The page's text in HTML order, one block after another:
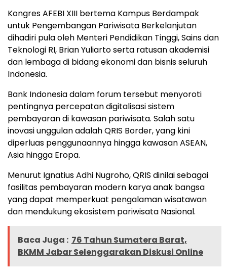
Kongres AFEBI XIII bertema Kampus Berdampak
untuk Pengembangan Pariwisata Berkelanjutan
dihadiri pula oleh Menteri Pendidikan Tinggi, Sains dan
Teknologi RI, Brian Yuliarto serta ratusan akademisi
dan lembaga di bidang ekonomi dan bisnis seluruh
Indonesia.
Bank Indonesia dalam forum tersebut menyoroti
pentingnya percepatan digitalisasi sistem
pembayaran di kawasan pariwisata. Salah satu
inovasi unggulan adalah QRIS Border, yang kini
diperluas penggunaannya hingga kawasan ASEAN,
Asia hingga Eropa.
Menurut Ignatius Adhi Nugroho, QRIS dinilai sebagai
fasilitas pembayaran modern karya anak bangsa
yang dapat memperkuat pengalaman wisatawan
dan mendukung ekosistem pariwisata Nasional.
Baca Juga : 76 Tahun Sumatera Barat,
BKMM Jabar Selenggarakan Diskusi Online